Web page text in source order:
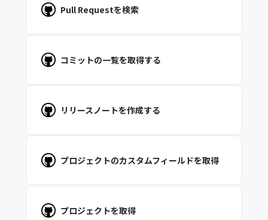
Pull Requestを検索
コミットの一覧を取得する
リリースノートを作成する
プロジェクトのカスタムフィールドを取得
プロジェクトを取得